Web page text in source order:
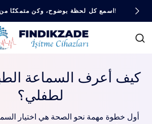
اسمع كل لحظة بوضوح، وكن متمكنًا من التكنولوجيا!
كيف أعرف السماعة
لطفلي؟
أول خطوة مهمة نحو الصحة هي اختيار